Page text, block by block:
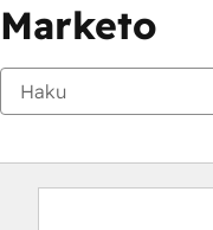
Marketo